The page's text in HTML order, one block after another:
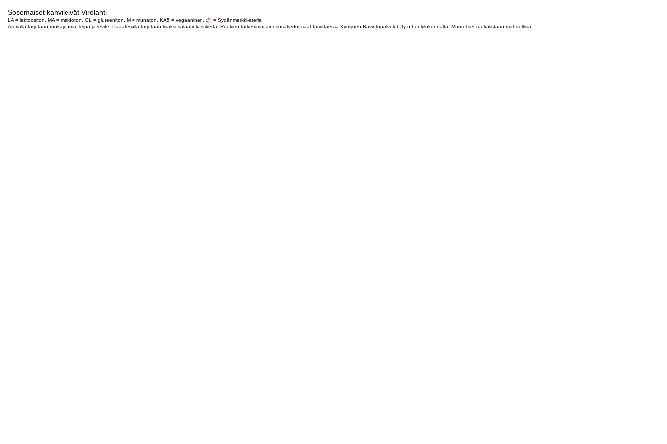
Sosemaiset kahvileivät Virolahti
LA = laktoositon, MA = maidoton, GL = gluteeniton, M = munaton, KA5 = vegaaninen,
= Sydänmerkki-ateria
Aterialla tarjotaan ruokajuoma, leipä ja levite. Pääaterialla tarjotaan lisäksi salaatinkastiketta. Ruokien tarkemmat ainesosatiedot saat tarvittaessa Kymijoen Ravintopalvelut Oy:n henkilökunnalta. Muutokset ruokalistaan mahdollisia.